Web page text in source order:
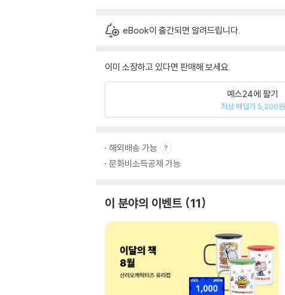
eBook이 출간되면 알려드립니다.
이미 소장하고 있다면 판매해 보세요.
예스24에 팔기
최상 매입가 5,200원
해외배송 가능
문화비소득공제 가능
이 분야의 이벤트 11